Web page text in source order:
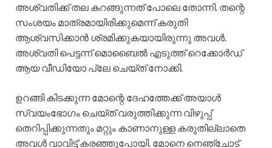
അശ്വതിക്ക് തല കറങ്ങുന്നത് പോലെ തോന്നി. തന്റെ
സംശയം മാത്രമായിരിക്കുമെന്ന് കരുതി
ആശ്വസിക്കാൻ ശ്രമിക്കുകയായിരുന്നു അവൾ.
അശ്വതി പെട്ടന്ന് മൊബൈൽ എടുത്ത് റെക്കോർഡ്
ആയ വീഡിയോ പ്ലേ ചെയ്ത് നോക്കി.
ഉറങ്ങി കിടക്കുന്ന മോന്റെ ദേഹത്തേക്ക് അയാൾ
സ്വയംഭോഗം ചെയ്ത് വരുത്തിക്കുന്ന വിഴുപ്പ്
തെറിപ്പിക്കുന്നതും മറ്റും കാണാനുള്ള കരുതില്ലാതെ
അവൾ വാവിട്ട് കരഞ്ഞുപോയി. മോനെ നെഞ്ചോട്